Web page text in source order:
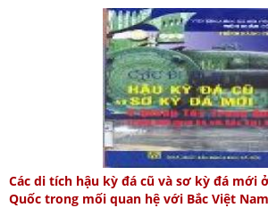
Các di tích hậu kỳ đá cũ và sơ kỳ đá mới
Quốc trong mối quan hệ với Bắc Việt